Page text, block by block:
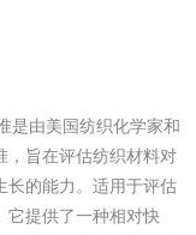
是由美国纺织化学家和
，旨在评估纺织材料对
长的能力。适用于评估
它提供了一种相对快